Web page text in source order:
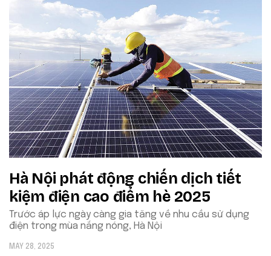
Hà Nội phát động chiến dịch tiết
kiệm điện cao điểm hè 2025
Trước áp lực ngày càng gia tăng về nhu cầu sử dụng
điện trong mùa nắng nóng, Hà Nội
MAY 28, 2025